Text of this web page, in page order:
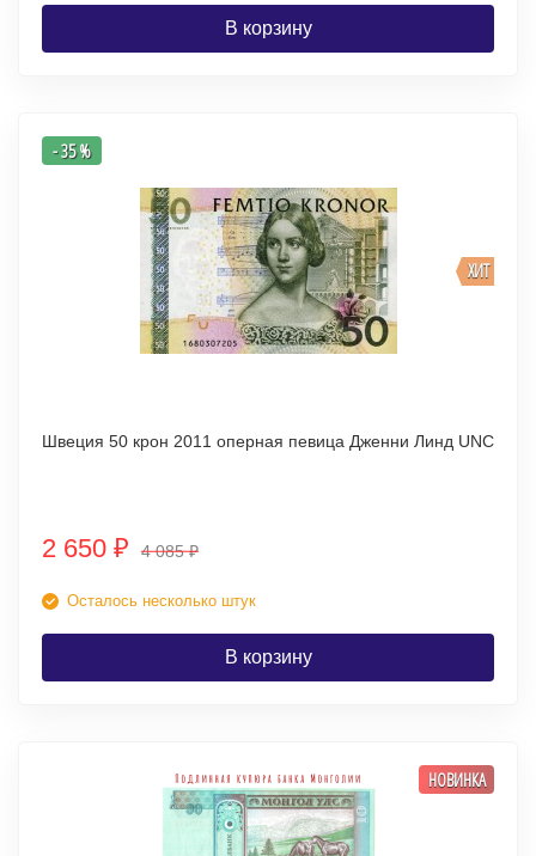
В корзину
ХИТ
- 35 %
Швеция 50 крон 2011 оперная певица Дженни Линд UNC
2 650 ₽ 4 085₽
Осталось несколько штук
В корзину
НОВИНКА